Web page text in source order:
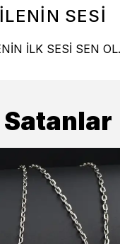
SESİ
İLK SESİ SEN OL.
Satanlar